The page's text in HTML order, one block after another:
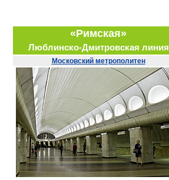
«Римская»
Люблинско-Дмитровская линия
Московский метрополитен